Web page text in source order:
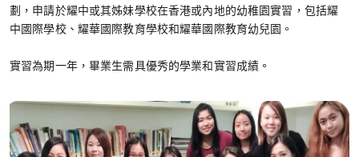
劃，申請於耀中或其姊妹學校在香港或內地的幼稚園實習，包括耀
中國際學校、耀華國際教育學校和耀華國際教育幼兒園。
實習為期一年，畢業生需具優秀的學業和實習成績。